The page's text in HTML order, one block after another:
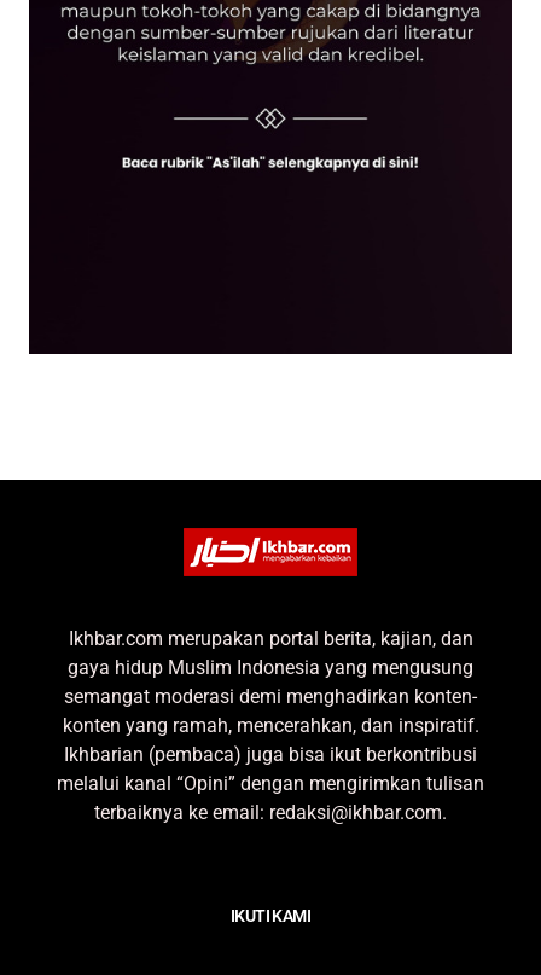
Ikhbar.com merupakan portal berita, kajian, dan
gaya hidup Muslim Indonesia yang mengusung
semangat moderasi demi menghadirkan konten-
konten yang ramah, mencerahkan, dan inspiratif.
Ikhbarian (pembaca) juga bisa ikut berkontribusi
melalui kanal “Opini” dengan mengirimkan tulisan
terbaiknya ke email: redaksi@ikhbar.com.
IKUTI KAMI